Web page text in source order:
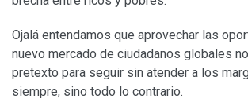
Ojalá entendamos que aprovechar las
nuevo mercado de ciudadanos globales
pretexto para seguir sin atender a los
siempre, sino todo lo contrario.